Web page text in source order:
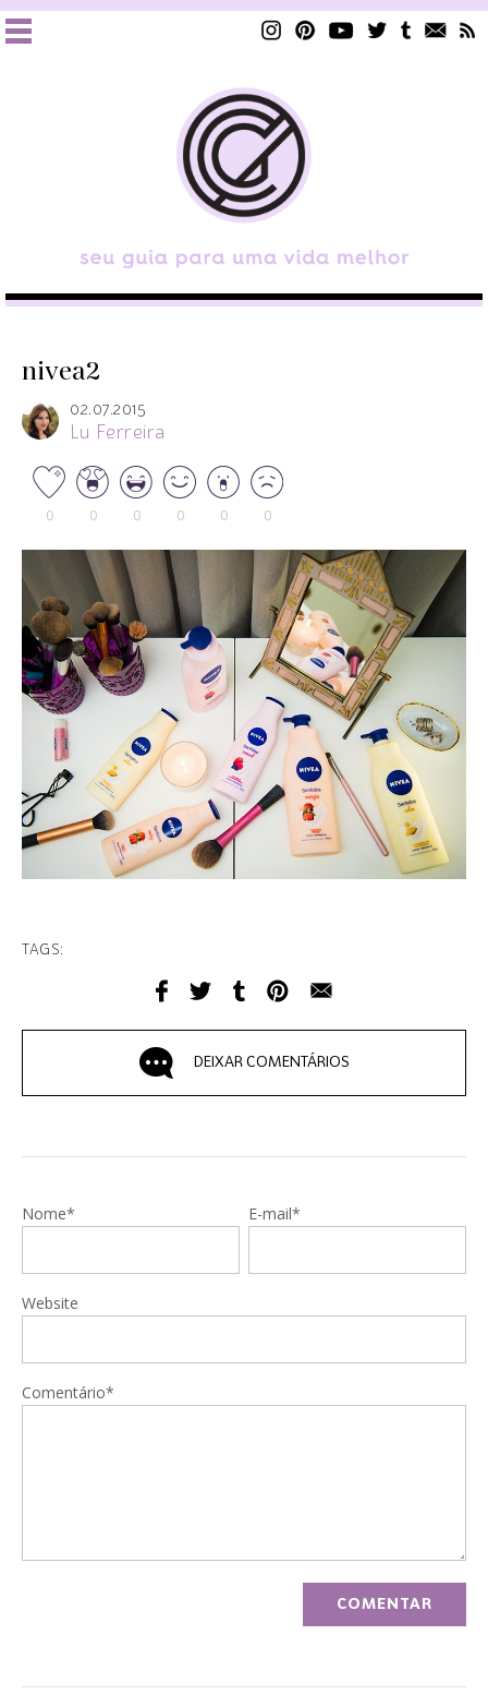
nivea2
02.07.2015
Lu Ferreira
0 0 0 0 0 0
TAGS:
DEIXAR COMENTÁRIOS
Nome* E-mail*
Website
Comentário*